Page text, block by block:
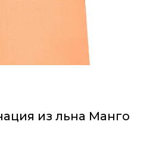
из льна Манго